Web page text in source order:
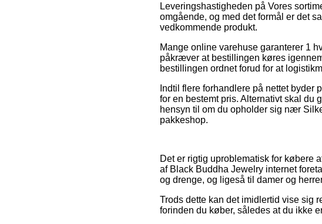
Leveringshastigheden på Vores
omgående, og med det formål er det
vedkommende produkt.
Mange online varehuse garanterer 1
påkræver at bestillingen køres
bestillingen ordnet forud for at
Indtil flere forhandlere på nettet byder
for en bestemt pris. Alternativt skal du
hensyn til om du opholder sig nær
pakkeshop.
Det er rigtig uproblematisk for købere
af Black Buddha Jewelry internet
og drenge, og ligeså til damer og
Trods dette kan det imidlertid vise sig
forinden du køber, således at du ikke